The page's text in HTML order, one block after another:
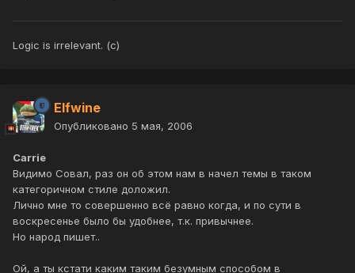
Logic is irrelevant. (с)
Elfwine
Опубликовано 5 мая, 2006
Carrie
Видимо Совал, раз он об этом нам в начел темы в таком
категоричном стиле доложил.
Лично мне то совершенно всё равно когда, и по сути в
воскресенье было бы удобнее, т.к. привычнее.
Но народ пишет..
Ой, а ты кстати каким таким безумным способом в